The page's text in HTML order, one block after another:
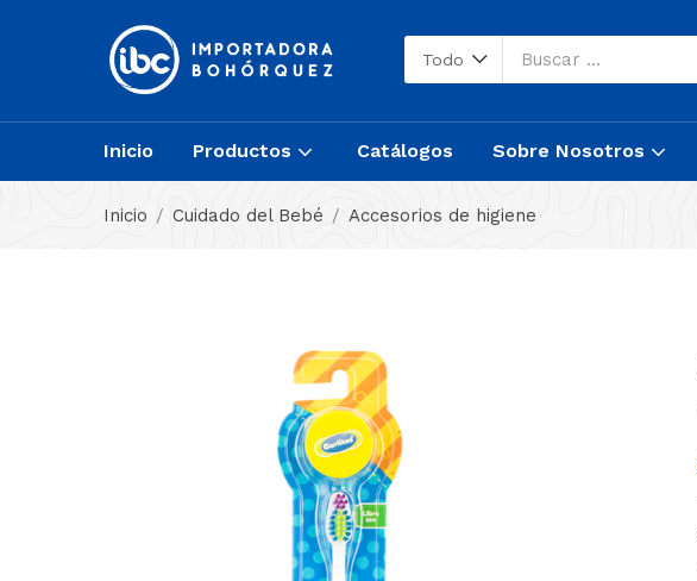
Todo
Inicio Productos Catálogos Sobre Nosotros
Inicio Cuidado del Bebé Accesorios de higiene